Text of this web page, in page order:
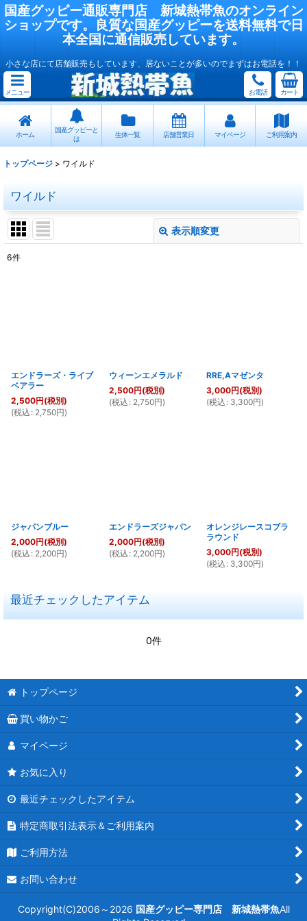
国産グッピー通販専門店 新城熱帯魚のオンライン
ショップです。良質な国産グッピーを送料無料で日
本全国に通信販売しています。
小さな店にて店舗販売もしています、居ないことが多いのでまずはお電話を！！
メニュー お電話 カート
ホーム
国産グッピーと
は
生体一覧 店舗営業日 マイページ ご利用案内
トップページ > ワイルド
ワイルド
表示順変更
6件
エンドラーズ・ライブ
ベアラー
2,500円(税別)
(税込 : 2,750円)
ウィーンエメラルド
2,500円(税別)
(税込 : 2,750円)
RRE,Aマゼンタ
3,000円(税別)
(税込 : 3,300円)
ジャパンブルー
2,000円(税別)
(税込 : 2,200円)
エンドラーズジャパン
2,000円(税別)
(税込 : 2,200円)
オレンジレースコブラ
ラウンド
3,000円(税別)
(税込 : 3,300円)
最近チェックしたアイテム
0件
トップページ
買い物かご
マイページ
お気に入り
最近チェックしたアイテム
特定商取引法表示＆ご利用案内
ご利用方法
お問い合わせ
Copyright(C)2006～2026 国産グッピー専門店 新城熱帯魚All